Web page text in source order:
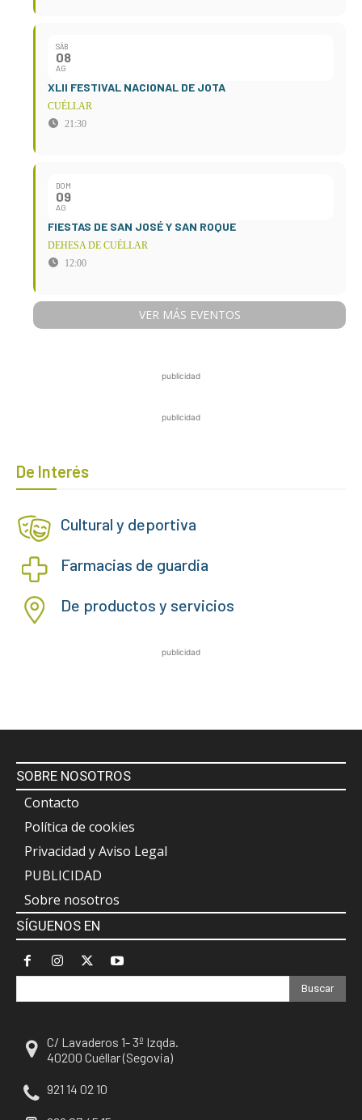
SÁB
08
AG
XLII FESTIVAL NACIONAL DE JOTA
CUÉLLAR
21:30
DOM
09
AG
FIESTAS DE SAN JOSÉ Y SAN ROQUE
DEHESA DE CUÉLLAR
12:00
VER MÁS EVENTOS
publicidad
publicidad
De Interés
Cultural y deportiva
Farmacias de guardia
De productos y servicios
publicidad
SOBRE NOSOTROS
Contacto
Política de cookies
Privacidad y Aviso Legal
PUBLICIDAD
Sobre nosotros
SÍGUENOS EN
Buscar
C/ Lavaderos 1- 3º Izqda.
40200 Cuéllar (Segovia)
921 14 02 10